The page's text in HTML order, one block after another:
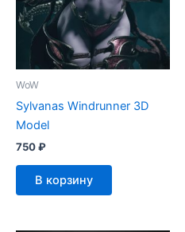
WoW
Sylvanas Windrunner 3D
Model
750₽
В корзину